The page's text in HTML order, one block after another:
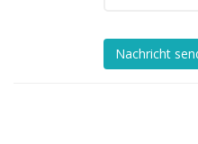
Nachricht